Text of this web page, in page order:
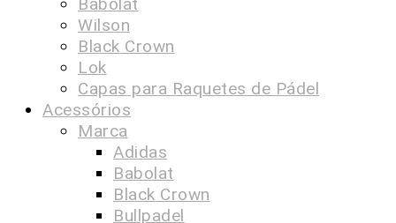
Wilson
Black Crown
Lok
Capas para Raquetes de Pádel
Acessórios
Marca
Adidas
Babolat
Black Crown
Bullpadel